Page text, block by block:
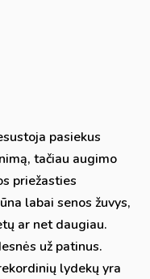
pasiekus
tačiau augimo
priežasties
labai senos žuvys,
ar net daugiau.
už patinus.
lydekų yra